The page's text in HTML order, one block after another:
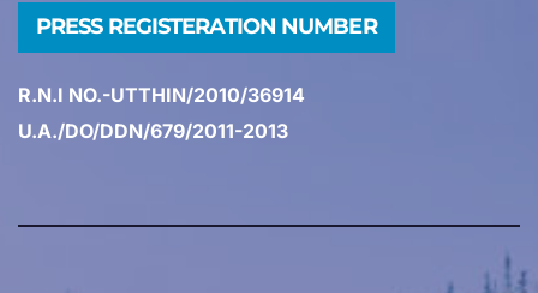
PRESS REGISTERATION NUMBER
R.N.I NO.-UTTHIN/2010/36914
U.A./DO/DDN/679/2011-2013